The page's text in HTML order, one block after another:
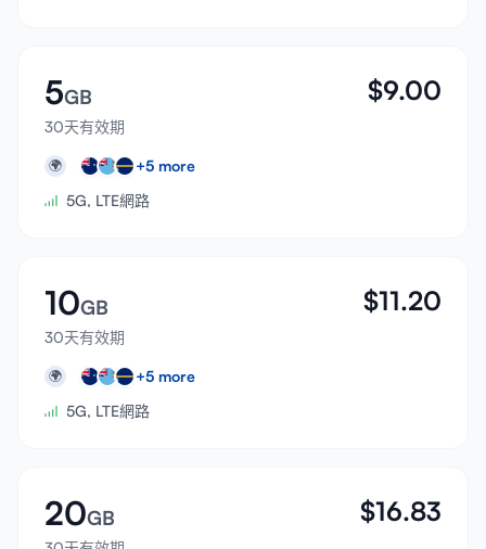
5GB
30天有效期
$9.00
🌍 +5 more
5G, LTE網路
10GB
30天有效期
$11.20
🌍 +5 more
5G, LTE網路
20GB $16.83